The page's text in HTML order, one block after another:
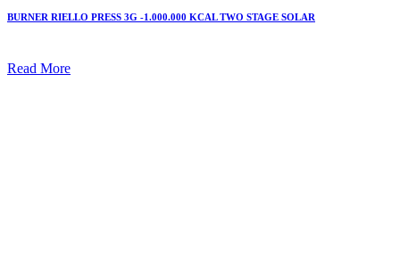
BURNER RIELLO PRESS 3G -1.000.000 KCAL TWO STAGE SOLAR
Read More